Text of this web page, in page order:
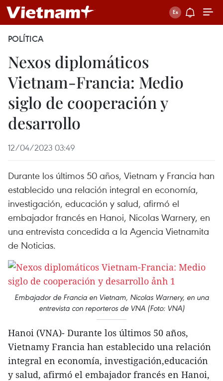
POLÍTICA
Nexos diplomáticos
Vietnam-Francia: Medio
siglo de cooperación y
desarrollo
12/04/2023 03:49
Durante los últimos 50 años, Vietnam y Francia han
establecido una relación integral en economía,
investigación, educación y salud, afirmó el
embajador francés en Hanoi, Nicolas Warnery, en
una entrevista concedida a la Agencia Vietnamita
de Noticias.
Embajador de Francia en Vietnam, Nicolas Warnery, en una
entrevista con reporteros de VNA (Foto: VNA)
Hanoi (VNA)- Durante los últimos 50 años,
Vietnamy Francia han establecido una relación
integral en economía, investigación,educación
y salud, afirmó el embajador francés en Hanoi,